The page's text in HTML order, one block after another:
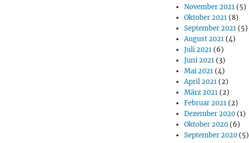
November 2021 (5)
Oktober 2021 (8)
September 2021 (5)
August 2021 (4)
Juli 2021 (6)
Juni 2021 (3)
Mai 2021 (4)
April 2021 (2)
März 2021 (2)
Februar 2021 (2)
Dezember 2020 (1)
Oktober 2020 (6)
September 2020 (5)